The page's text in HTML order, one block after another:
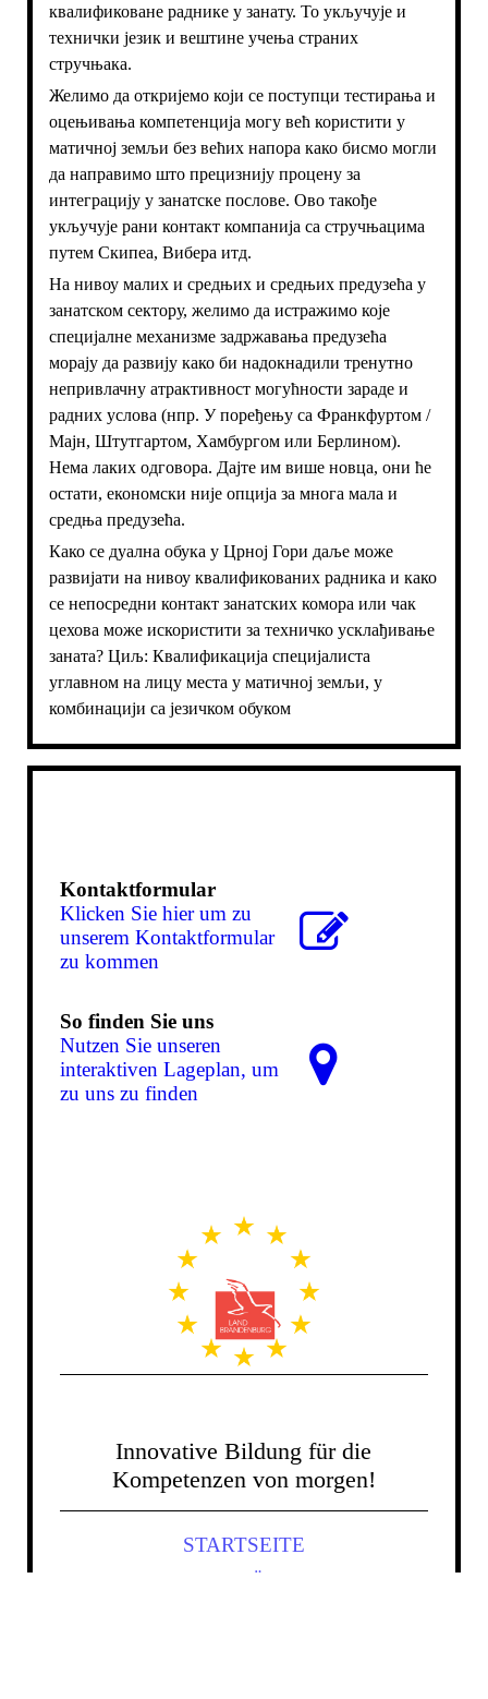
квалификоване раднике у занату. То укључује и
технички језик и вештине учења страних
стручњака.
Желимо да откријемо који се поступци тестирања и
оцењивања компетенција могу већ користити у
матичној земљи без већих напора како бисмо могли
да направимо што прецизнију процену за
интеграцију у занатске послове. Ово такође
укључује рани контакт компанија са стручњацима
путем Скипеа, Вибера итд.
На нивоу малих и средњих и средњих предузећа у
занатском сектору, желимо да истражимо које
специјалне механизме задржавања предузећа
морају да развију како би надокнадили тренутно
непривлачну атрактивност могућности зараде и
радних услова (нпр. У поређењу са Франкфуртом /
Мајн, Штутгартом, Хамбургом или Берлином).
Нема лаких одговора. Дајте им више новца, они ће
остати, економски није опција за многа мала и
средња предузећа.
Како се дуална обука у Црној Гори даље може
развијати на нивоу квалификованих радника и како
се непосредни контакт занатских комора или чак
цехова може искористити за техничко усклађивање
заната? Циљ: Квалификација специјалиста
углавном на лицу места у матичној земљи, у
комбинацији са језичком обуком
Kontaktformular
Klicken Sie hier um zu
unserem Kon­takt­for­mu­lar
zu kommen
So finden Sie uns
Nutzen Sie unseren
interaktiven La­ge­plan, um
zu uns zu finden
Innovative Bildung für die
Kompetenzen von morgen!
STARTSEITE
KI GESTÜTZTE